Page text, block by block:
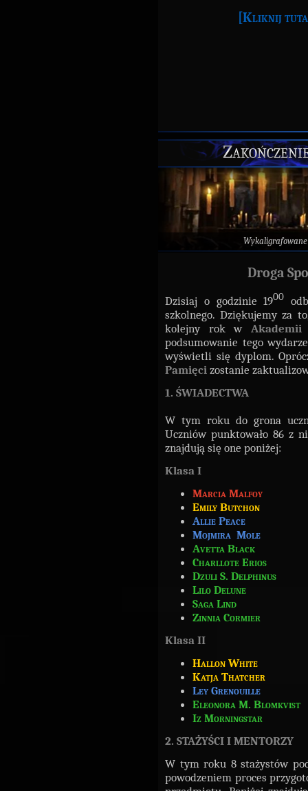
[Kliknij
Droga
Dzisiaj o godzinie 1900
szkolnego. Dziękujemy za
kolejny rok w Akademii
podsumowanie tego
wyświetli się dyplom.
Pamięci zostanie
1. ŚWIADECTWA
W tym roku do grona
Uczniów punktowało 86 z
znajdują się one poniżej:
Klasa I
Marcia Malfoy
Emily Butchon
Allie Peace
Mojmira Mole
Avetta Black
Charllote Erios
Dzuli S. Delphinus
Lilo Delune
Saga Lind
Zinnia Cormier
Klasa II
Hallon White
Katja Thatcher
Ley Grenouille
Eleonora M. Blomkvist
Iz Morningstar
2. STAŻYŚCI I MENTORZY
W tym roku 8 stażystów
powodzeniem proces